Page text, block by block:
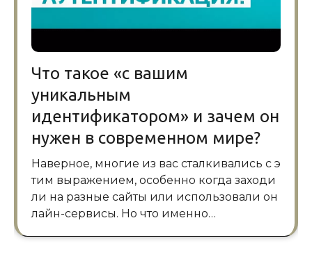
Что такое «с вашим
уникальным
идентификатором» и зачем он
нужен в современном мире?
Наверное, многие из вас сталкивались с э
тим выражением, особенно когда заходи
ли на разные сайты или использовали он
лайн-сервисы. Но что именно…